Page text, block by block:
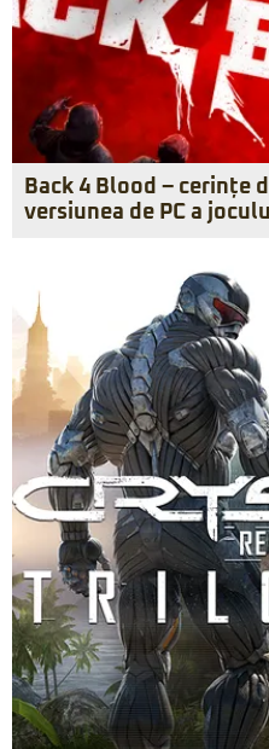
Back 4 Blood – cerințe
versiunea de PC a